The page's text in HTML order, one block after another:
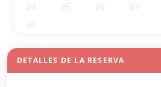
24
25 26 27
31
DETALLES DE LA RESERVA